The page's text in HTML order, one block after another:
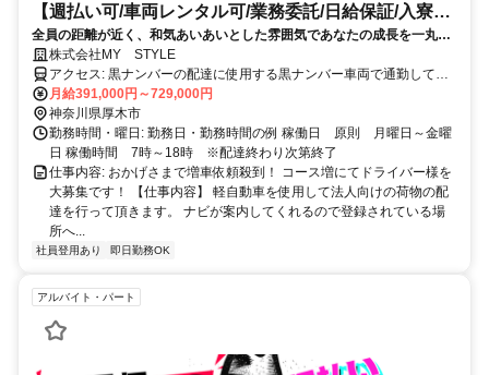
【週払い可/車両レンタル可/業務委託/日給保証/入寮
可】
全員の距離が近く、和気あいあいとした雰囲気であなたの成長を一丸と
なってサポート！
株式会社MY STYLE
アクセス: 黒ナンバーの配達に使用する黒ナンバー車両で通勤して頂
きます。 ※自家用車での通勤は出来かねます。
月給391,000円～729,000円
神奈川県厚木市
勤務時間・曜日: 勤務日・勤務時間の例 稼働日 原則 月曜日～金曜
日 稼働時間 7時～18時 ※配達終わり次第終了
仕事内容: おかげさまで増車依頼殺到！ コース増にてドライバー様を
大募集です！ 【仕事内容】 軽自動車を使用して法人向けの荷物の配
達を行って頂きます。 ナビが案内してくれるので登録されている場
所へ...
社員登用あり 即日勤務OK
アルバイト・パート